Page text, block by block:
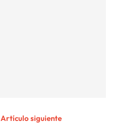
Artículo siguiente